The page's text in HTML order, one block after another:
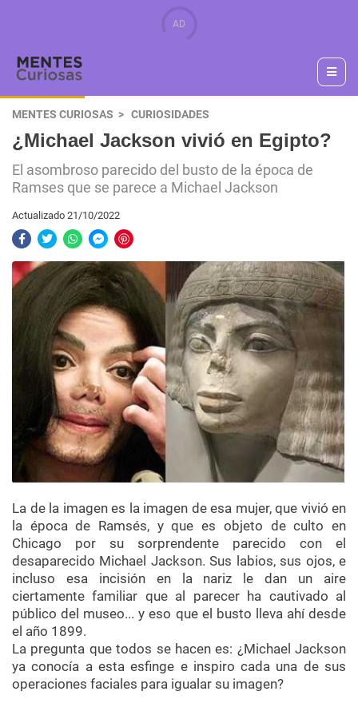
MENTES CURIOSAS CURIOSIDADES
¿Michael Jackson vivió en Egipto?
El asombroso parecido del busto de la época de
Ramses que se parece a Michael Jackson
Actualizado 21/10/2022
La de la imagen es la imagen de esa mujer, que vivió en
la época de Ramsés, y que es objeto de culto en
Chicago por su sorprendente parecido con el
desaparecido Michael Jackson. Sus labios, sus ojos, e
incluso esa incisión en la nariz le dan un aire
ciertamente familiar que al parecer ha cautivado al
público del museo... y eso que el busto lleva ahí desde
el año 1899.
La pregunta que todos se hacen es: ¿Michael Jackson
ya conocía a esta esfinge e inspiro cada una de sus
operaciones faciales para igualar su imagen?